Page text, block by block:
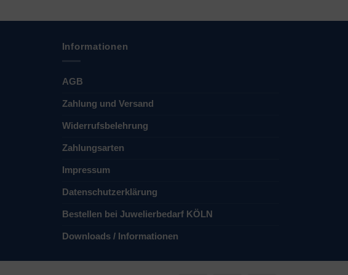
Informationen
AGB
Zahlung und Versand
Widerrufsbelehrung
Zahlungsarten
Impressum
Datenschutzerklärung
Bestellen bei Juwelierbedarf KÖLN
Downloads / Informationen